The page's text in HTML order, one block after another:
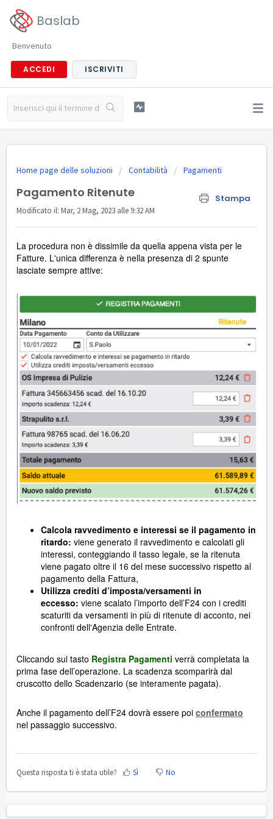
Baslab
Benvenuto
ACCEDI ISCRIVITI
Home page delle soluzioni Contabilità Pagamenti
Pagamento Ritenute Stampa
Modificato il: Mar, 2 Mag, 2023 alle 9:32 AM
La procedura non è dissimile da quella appena vista per le
Fatture. L'unica differenza è nella presenza di 2 spunte
lasciate sempre attive:
Calcola ravvedimento e interessi se il pagamento in
ritardo: viene generato il ravvedimento e calcolati gli
interessi, conteggiando il tasso legale, se la ritenuta
viene pagato oltre il 16 del mese successivo rispetto al
pagamento della Fattura,
Utilizza crediti d’imposta/versamenti in
eccesso: viene scalato l’importo dell’F24 con i crediti
scaturiti da versamenti in più di ritenute di acconto, nei
confronti dell'Agenzia delle Entrate.
Cliccando sul tasto Registra Pagamenti verrà completata la
prima fase dell’operazione. La scadenza scomparirà dal
cruscotto dello Scadenzario (se interamente pagata).
Anche il pagamento dell’F24 dovrà essere poi confermato
nel passaggio successivo.
Questa risposta ti è stata utile? Sì No